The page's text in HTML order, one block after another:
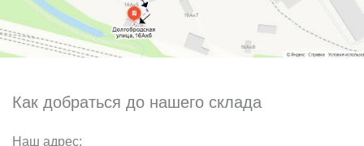
Как добраться до нашего склада
Наш адрес: